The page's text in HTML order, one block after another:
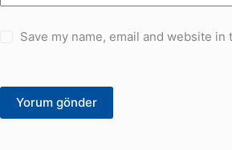
Save my name, email and website
Yorum gönder